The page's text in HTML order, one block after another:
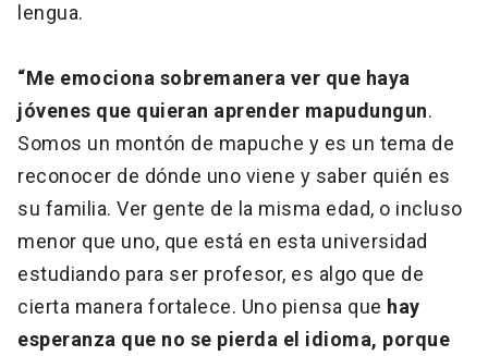
lengua.
“Me emociona sobremanera ver que haya
jóvenes que quieran aprender mapudungun.
Somos un montón de mapuche y es un tema de
reconocer de dónde uno viene y saber quién es
su familia. Ver gente de la misma edad, o incluso
menor que uno, que está en esta universidad
estudiando para ser profesor, es algo que de
cierta manera fortalece. Uno piensa que hay
esperanza que no se pierda el idioma, porque